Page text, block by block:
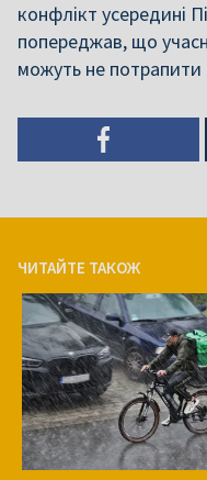
конфлікт усередині
попереджав, що
можуть не потрапити
ЧИТАЙТЕ ТАКОЖ